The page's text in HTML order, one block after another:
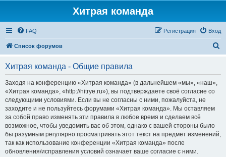
Хитрая команда
FAQ Вход
Регистрация
Список форумов
Хитрая команда - Общие правила
Заходя на конференцию «Хитрая команда» (в дальнейшем «мы», «наш»,
«Хитрая команда», «http://hitrye.ru»), вы подтверждаете своё согласие со
следующими условиями. Если вы не согласны с ними, пожалуйста, не
заходите и не пользуйтесь форумами «Хитрая команда». Мы оставляем
за собой право изменять эти правила в любое время и сделаем всё
возможное, чтобы уведомить вас об этом, однако с вашей стороны было
бы разумным регулярно просматривать этот текст на предмет изменений,
так как использование конференции «Хитрая команда» после
обновления/исправления условий означает ваше согласие с ними.